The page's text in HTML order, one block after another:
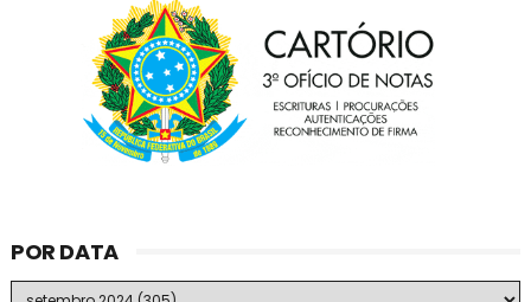
POR DATA